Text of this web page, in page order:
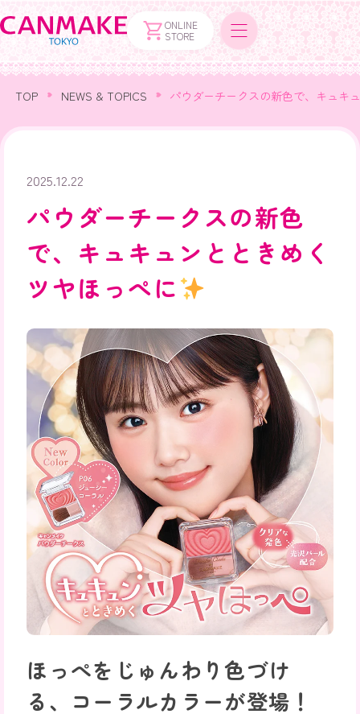
ONLINE
STORE
TOP NEWS & TOPICS パウダーチークスの新色で、キュキ
2025.12.22
パウダーチークスの新色
で、キュキュンとときめく
ツヤほっぺに
ほっぺをじゅんわり色づけ
る、コーラルカラーが登場！